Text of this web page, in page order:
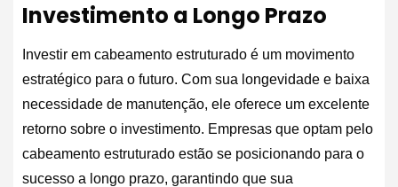
Investimento a Longo Prazo
Investir em cabeamento estruturado é um movimento
estratégico para o futuro. Com sua longevidade e baixa
necessidade de manutenção, ele oferece um excelente
retorno sobre o investimento. Empresas que optam pelo
cabeamento estruturado estão se posicionando para o
sucesso a longo prazo, garantindo que sua